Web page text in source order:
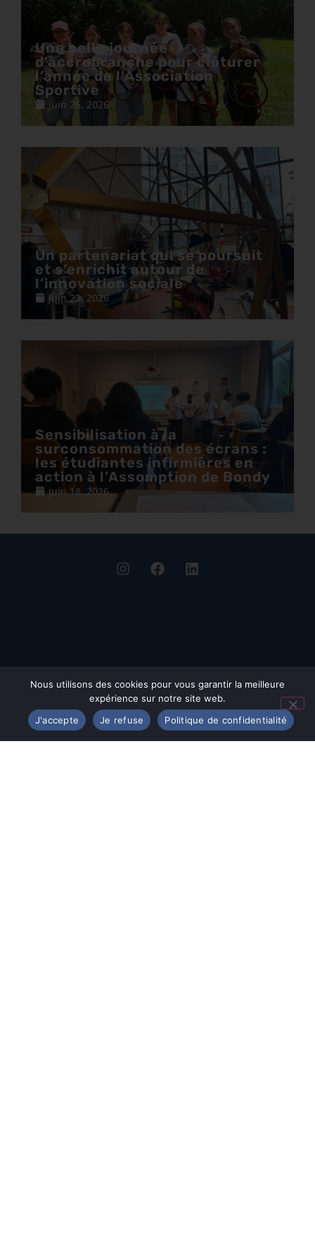
Une belle journée
d’accrobranche pour clôturer
l’année de l’Association
Sportive
juin 26, 2026
Un partenariat qui se poursuit
et s’enrichit autour de
l’innovation sociale
juin 23, 2026
Sensibilisation à la
surconsommation des écrans :
les étudiantes infirmières en
action à l’Assomption de Bondy
juin 18, 2026
Nous utilisons des cookies pour vous garantir la meilleure
expérience sur notre site web.
J'accepte
Je refuse Politique de confidentialité